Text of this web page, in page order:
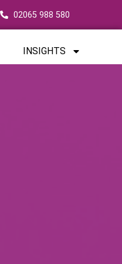
02065 988 580
INSIGHTS